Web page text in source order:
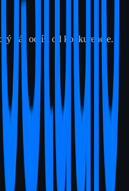
vás odlíši od konkurencie.